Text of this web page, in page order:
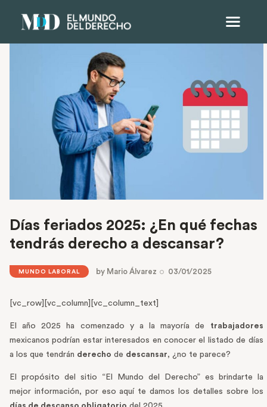
Días feriados 2025: ¿En qué fechas
tendrás derecho a descansar?
MUNDO LABORAL by Mario Álvarez 03/01/2025
[vc_row][vc_column][vc_column_text]
El año 2025 ha comenzado y a la mayoría de
trabajadores
mexicanos podrían estar interesados en conocer el listado de días
a los que tendrán derecho de descansar, ¿no te parece?
El propósito del sitio “El Mundo del Derecho” es brindarte la
mejor información, por eso aquí te damos los detalles sobre los